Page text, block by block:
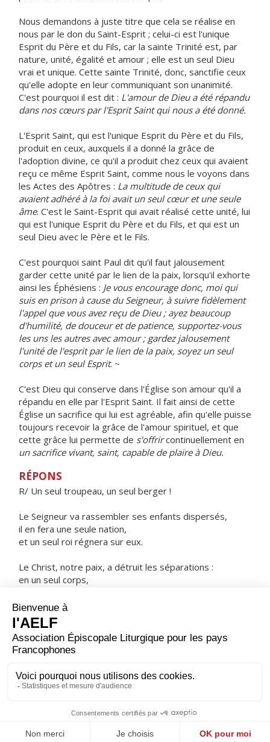
Nous demandons à juste titre que cela se réalise en
nous par le don du Saint-Esprit ; celui-ci est l'unique
Esprit du Père et du Fils, car la sainte Trinité est, par
nature, unité, égalité et amour ; elle est un seul Dieu
vrai et unique. Cette sainte Trinité, donc, sanctifie ceux
qu'elle adopte en leur communiquant son unanimité.
C'est pourquoi il est dit : L'amour de Dieu a été répandu
dans nos cœurs par l'Esprit Saint qui nous a été donné.
L'Esprit Saint, qui est l'unique Esprit du Père et du Fils,
produit en ceux, auxquels il a donné la grâce de
l'adoption divine, ce qu'il a produit chez ceux qui avaient
reçu ce même Esprit Saint, comme nous le voyons dans
les Actes des Apôtres : La multitude de ceux qui
avaient adhéré à la foi avait un seul cœur et une seule
âme. C'est le Saint-Esprit qui avait réalisé cette unité, lui
qui est l'unique Esprit du Père et du Fils, et qui est un
seul Dieu avec le Père et le Fils.
C'est pourquoi saint Paul dit qu'il faut jalousement
garder cette unité par le lien de la paix, lorsqu'il exhorte
ainsi les Éphésiens : Je vous encourage donc, moi qui
suis en prison à cause du Seigneur, à suivre fidèlement
l'appel que vous avez reçu de Dieu ; ayez beaucoup
d'humilité, de douceur et de patience, supportez-vous
les uns les autres avec amour ; gardez jalousement
l'unité de l'esprit par le lien de la paix, soyez un seul
corps et un seul Esprit. ~
C'est Dieu qui conserve dans l'Église son amour qu'il a
répandu en elle par l'Esprit Saint. Il fait ainsi de cette
Église un sacrifice qui lui est agréable, afin qu'elle puisse
toujours recevoir la grâce de l'amour spirituel, et que
cette grâce lui permette de s'offrircontinuellement en
un sacrifice vivant, saint, capable de plaire à Dieu.
RÉPONS
R/ Un seul troupeau, un seul berger !
Le Seigneur va rassembler ses enfants dispersés,
il en fera une seule nation,
et un seul roi régnera sur eux.
Le Christ, notre paix, a détruit les séparations :
en un seul corps,
ORAISON
Seigneur, fais-nous déployer aux yeux du monde la
le germe de sa grâce, que nous en portions tous les
fruits.